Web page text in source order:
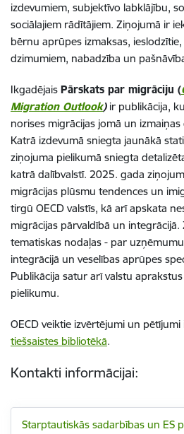
izdevumiem, subjektīvo labklājību,
sociālajiem rādītājiem. Ziņojumā ir
bērnu aprūpes izmaksas,
dzimumiem, nabadzība un
Ikgadējais Pārskats par migrāciju (
Migration Outlook)ir publikācija,
norises migrācijas jomā un
Katrā izdevumā sniegta jaunākā
ziņojuma pielikumā sniegta
katrā dalībvalstī. 2025. gada
migrācijas plūsmu tendences un
tirgū OECD valstīs, kā arī apskata
migrācijas pārvaldībā un
tematiskas nodaļas - par
integrācijā un veselības aprūpes
Publikācija satur arī valstu
pielikumu.
OECD veiktie izvērtējumi un
tiešsaistes bibliotēkā.
Kontakti informācijai:
Starptautiskās sadarbības un ES